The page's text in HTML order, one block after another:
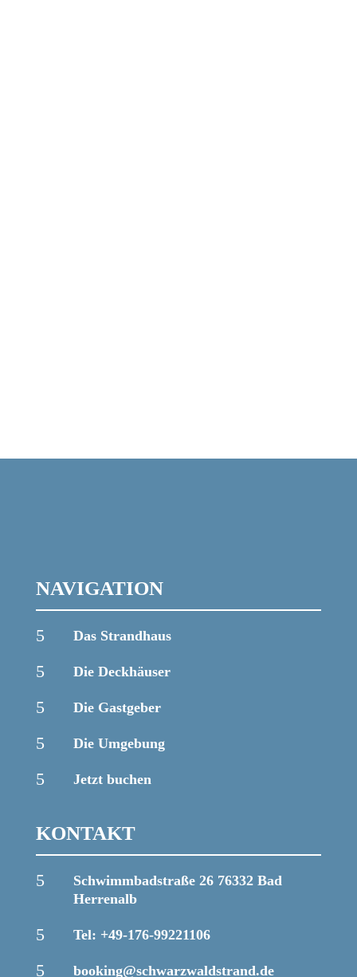
NAVIGATION
5 Das Strandhaus
5 Die Deckhäuser
5 Die Gastgeber
5 Die Umgebung
5 Jetzt buchen
KONTAKT
5
Schwimmbadstraße 26 76332 Bad
Herrenalb
5 Tel: +49-176-99221106
5 booking@schwarzwaldstrand.de